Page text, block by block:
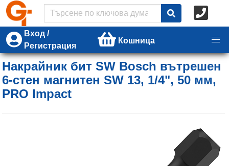
Вход /
Регистрация
Кошница
Накрайник бит SW Bosch вътрешен
6-стен магнитен SW 13, 1/4", 50 мм,
PRO Impact